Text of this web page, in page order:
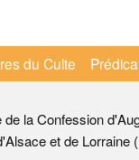
la Confession
et de Lorraine
du Culte